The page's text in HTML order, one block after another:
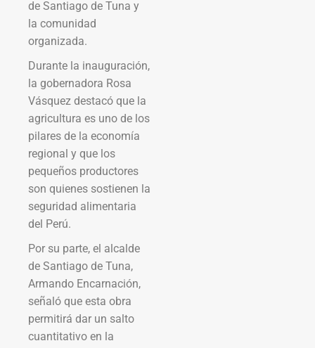
de Santiago de Tuna y
la comunidad
organizada.
Durante la inauguración,
la gobernadora Rosa
Vásquez destacó que la
agricultura es uno de los
pilares de la economía
regional y que los
pequeños productores
son quienes sostienen la
seguridad alimentaria
del Perú.
Por su parte, el alcalde
de Santiago de Tuna,
Armando Encarnación,
señaló que esta obra
permitirá dar un salto
cuantitativo en la